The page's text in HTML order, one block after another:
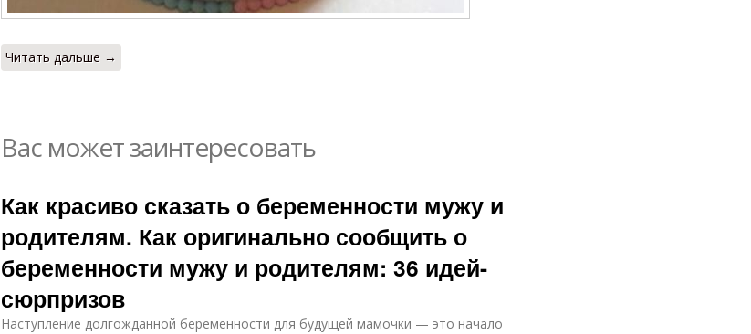
Читать дальше →
Вас может заинтересовать
Как красиво сказать о беременности мужу и
родителям. Как оригинально сообщить о
беременности мужу и родителям: 36 идей-
сюрпризов
Наступление долгожданной беременности для будущей мамочки — это начало